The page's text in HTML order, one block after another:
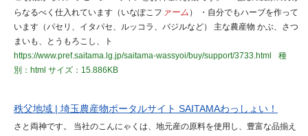
らなるべく仕入れています（いなぽこフ ァーム ） ・自分でもハーブを作って
います（パセリ、イタパセ、ルッコラ、バジルなど） 主な農産物 かぶ、さつ
まいも、とうもろこし、ト
https://www.pref.saitama.lg.jp/saitama-wassyoi/buy/support/3733.html
種
別：html サイズ：15.886KB
秩父地域 | 埼玉農産物ポータルサイト SAITAMAわっしょい！
さと両神です。 当社のこんにゃくは、地元産の原料を使用し、豊富な品揃え